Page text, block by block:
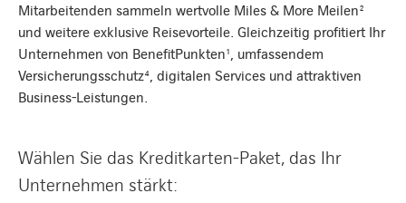
Mitarbeitenden sammeln wertvolle Miles & More Meilen²
und weitere exklusive Reisevorteile. Gleichzeitig profitiert Ihr
Unternehmen von BenefitPunkten¹, umfassendem
Versicherungsschutz⁴, digitalen Services und attraktiven
Business-Leistungen.
Wählen Sie das Kreditkarten-Paket, das Ihr
Unternehmen stärkt: